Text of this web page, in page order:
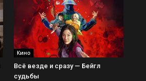
Кино
Всё везде и сразу — Бейгл
судьбы